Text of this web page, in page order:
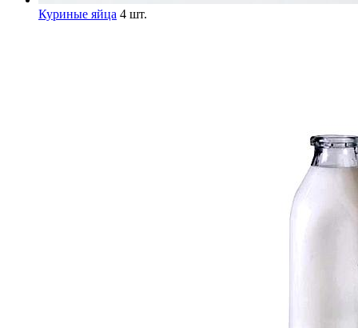
Куриные яйца 4 шт.